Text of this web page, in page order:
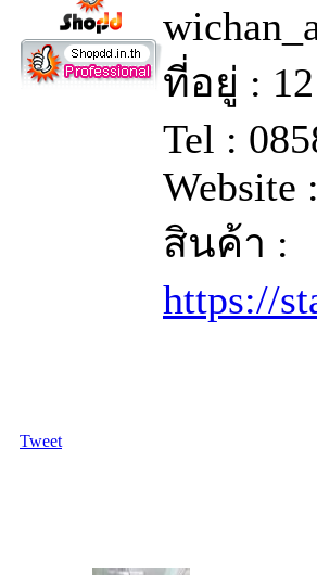
ที่อยู่ :
Tel :
Website :
สินค้า :
https://
Tweet